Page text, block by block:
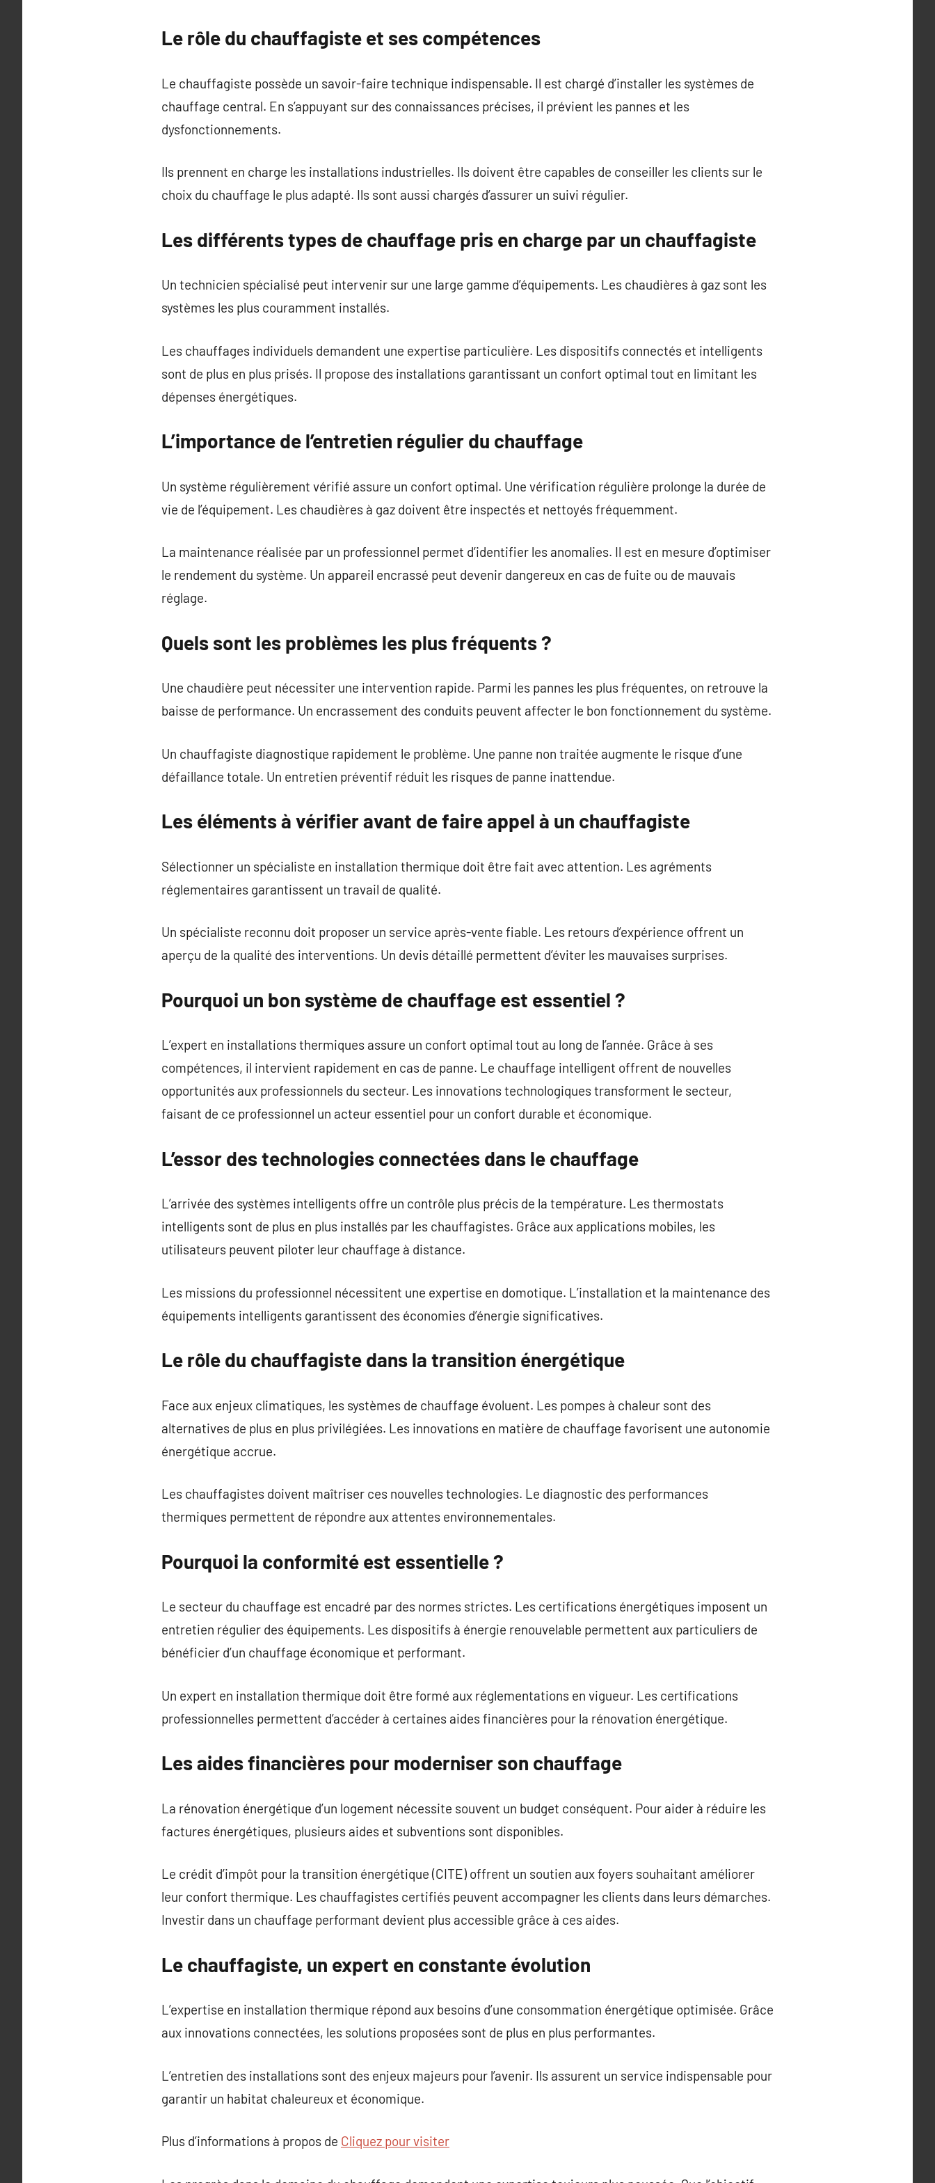
Le rôle du chauffagiste et ses compétences
Le chauffagiste possède un savoir-faire technique indispensable. Il est chargé d’installer les systèmes de
chauffage central. En s’appuyant sur des connaissances précises, il prévient les pannes et les
dysfonctionnements.
Ils prennent en charge les installations industrielles. Ils doivent être capables de conseiller les clients sur le
choix du chauffage le plus adapté. Ils sont aussi chargés d’assurer un suivi régulier.
Les différents types de chauffage pris en charge par un chauffagiste
Un technicien spécialisé peut intervenir sur une large gamme d’équipements. Les chaudières à gaz sont les
systèmes les plus couramment installés.
Les chauffages individuels demandent une expertise particulière. Les dispositifs connectés et intelligents
sont de plus en plus prisés. Il propose des installations garantissant un confort optimal tout en limitant les
dépenses énergétiques.
L’importance de l’entretien régulier du chauffage
Un système régulièrement vérifié assure un confort optimal. Une vérification régulière prolonge la durée de
vie de l’équipement. Les chaudières à gaz doivent être inspectés et nettoyés fréquemment.
La maintenance réalisée par un professionnel permet d’identifier les anomalies. Il est en mesure d’optimiser
le rendement du système. Un appareil encrassé peut devenir dangereux en cas de fuite ou de mauvais
réglage.
Quels sont les problèmes les plus fréquents ?
Une chaudière peut nécessiter une intervention rapide. Parmi les pannes les plus fréquentes, on retrouve la
baisse de performance. Un encrassement des conduits peuvent affecter le bon fonctionnement du système.
Un chauffagiste diagnostique rapidement le problème. Une panne non traitée augmente le risque d’une
défaillance totale. Un entretien préventif réduit les risques de panne inattendue.
Les éléments à vérifier avant de faire appel à un chauffagiste
Sélectionner un spécialiste en installation thermique doit être fait avec attention. Les agréments
réglementaires garantissent un travail de qualité.
Un spécialiste reconnu doit proposer un service après-vente fiable. Les retours d’expérience offrent un
aperçu de la qualité des interventions. Un devis détaillé permettent d’éviter les mauvaises surprises.
Pourquoi un bon système de chauffage est essentiel ?
L’expert en installations thermiques assure un confort optimal tout au long de l’année. Grâce à ses
compétences, il intervient rapidement en cas de panne. Le chauffage intelligent offrent de nouvelles
opportunités aux professionnels du secteur. Les innovations technologiques transforment le secteur,
faisant de ce professionnel un acteur essentiel pour un confort durable et économique.
L’essor des technologies connectées dans le chauffage
L’arrivée des systèmes intelligents offre un contrôle plus précis de la température. Les thermostats
intelligents sont de plus en plus installés par les chauffagistes. Grâce aux applications mobiles, les
utilisateurs peuvent piloter leur chauffage à distance.
Les missions du professionnel nécessitent une expertise en domotique. L’installation et la maintenance des
équipements intelligents garantissent des économies d’énergie significatives.
Le rôle du chauffagiste dans la transition énergétique
Face aux enjeux climatiques, les systèmes de chauffage évoluent. Les pompes à chaleur sont des
alternatives de plus en plus privilégiées. Les innovations en matière de chauffage favorisent une autonomie
énergétique accrue.
Les chauffagistes doivent maîtriser ces nouvelles technologies. Le diagnostic des performances
thermiques permettent de répondre aux attentes environnementales.
Pourquoi la conformité est essentielle ?
Le secteur du chauffage est encadré par des normes strictes. Les certifications énergétiques imposent un
entretien régulier des équipements. Les dispositifs à énergie renouvelable permettent aux particuliers de
bénéficier d’un chauffage économique et performant.
Un expert en installation thermique doit être formé aux réglementations en vigueur. Les certifications
professionnelles permettent d’accéder à certaines aides financières pour la rénovation énergétique.
Les aides financières pour moderniser son chauffage
La rénovation énergétique d’un logement nécessite souvent un budget conséquent. Pour aider à réduire les
factures énergétiques, plusieurs aides et subventions sont disponibles.
Le crédit d’impôt pour la transition énergétique (CITE) offrent un soutien aux foyers souhaitant améliorer
leur confort thermique. Les chauffagistes certifiés peuvent accompagner les clients dans leurs démarches.
Investir dans un chauffage performant devient plus accessible grâce à ces aides.
Le chauffagiste, un expert en constante évolution
L’expertise en installation thermique répond aux besoins d’une consommation énergétique optimisée. Grâce
aux innovations connectées, les solutions proposées sont de plus en plus performantes.
L’entretien des installations sont des enjeux majeurs pour l’avenir. Ils assurent un service indispensable pour
garantir un habitat chaleureux et économique.
Plus d’informations à propos de Cliquez pour visiter